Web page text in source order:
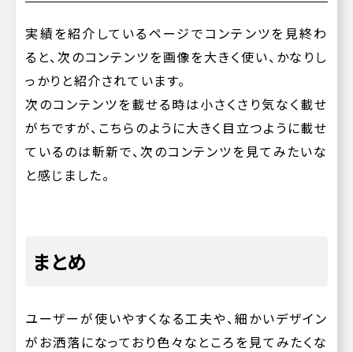
実績を紹介しているページでコンテンツを見終わ
ると、次のコンテンツを画像を大きく使い、かなりし
っかりと紹介されています。
次のコンテンツを載せる時は小さくさり気なく載せ
がちですが、こちらのように大きく目立つように載せ
ているのは斬新で、次のコンテンツを見てみたいな
と感じました。
まとめ
ユーザーが使いやすくなる工夫や、細かいデザイン
がお洒落になっており色々なところを見てみたくな